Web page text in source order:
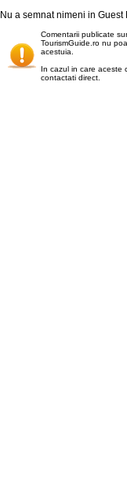
Nu a semnat nimeni in Guest
Comentarii publicate
TourismGuide.ro nu
acestuia.
In cazul in care aceste
contactati direct.